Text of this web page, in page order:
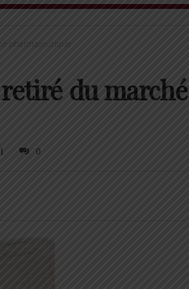
pharmaceutique
du marché
0